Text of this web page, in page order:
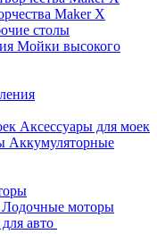
Maker X
столы
Мойки высокого
Аксессуары для моек
Аккумуляторные
Лодочные моторы
авто